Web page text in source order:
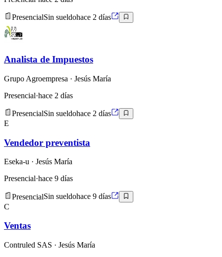
PresencialSin sueldohace 2 días
Analista de Impuestos
Grupo Agroempresa · Jesús María
Presencial·hace 2 días
PresencialSin sueldohace 2 días
E
Vendedor preventista
Eseka-u · Jesús María
Presencial·hace 9 días
PresencialSin sueldohace 9 días
C
Ventas
Contruled SAS · Jesús María